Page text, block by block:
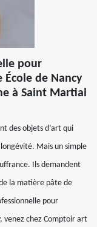
pour
École de Nancy
à Saint Martial
des objets d’art qui
Mais un simple
Ils demandent
la matière pâte de
pour
venez chez Comptoir art